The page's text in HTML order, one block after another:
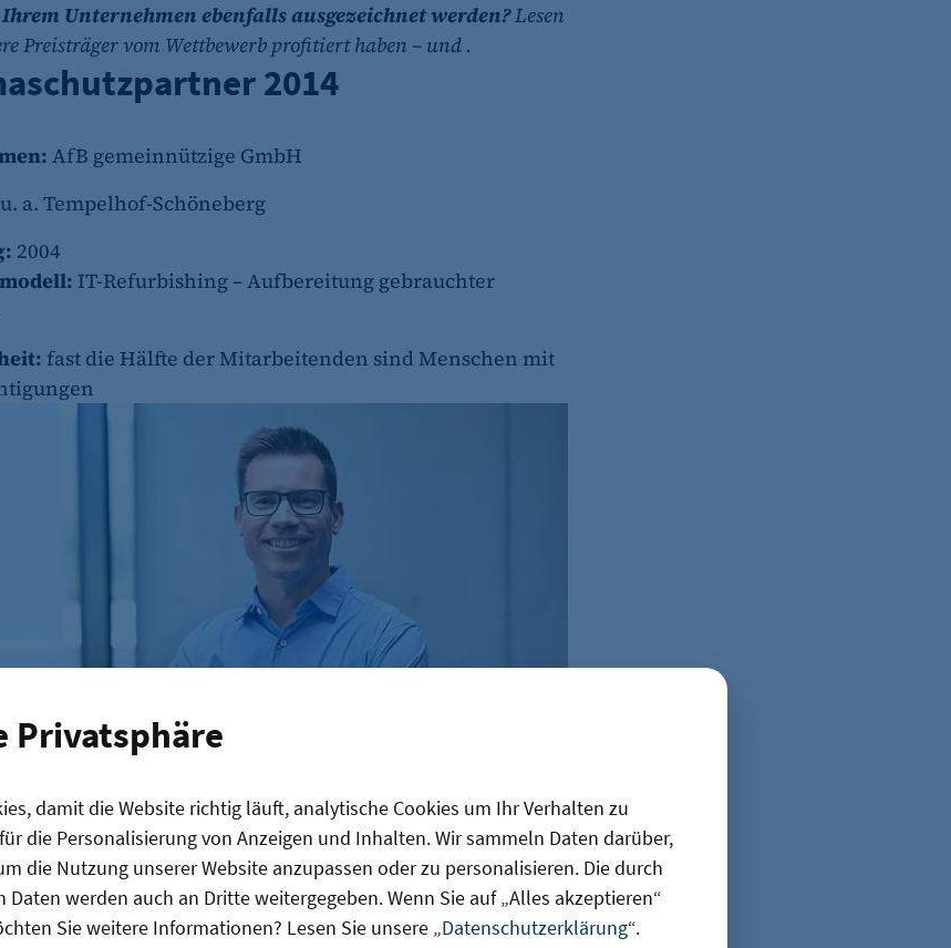
Privatsphäre
damit die Website richtig läuft, analytische Cookies um Ihr Verhalten zu
die Personalisierung von Anzeigen und Inhalten. Wir sammeln Daten darüber,
die Nutzung unserer Website anzupassen oder zu personalisieren. Die durch
werden auch an Dritte weitergegeben. Wenn Sie auf „Alles akzeptieren“
Sie weitere Informationen? Lesen Sie unsere „Datenschutzerklärung“.
Unternehmen ebenfalls ausgezeichnet werden?Lesen
Preisträger vom Wettbewerb profitiert haben – und .
2014
AfB gemeinnützige GmbH
u. a. Tempelhof-Schöneberg
2004
IT-Refurbishing – Aufbereitung gebrauchter
fast die Hälfte der Mitarbeitenden sind Menschen mit
Büchle (43)
Smartphone? Dagegen setztAfBein klares Zeichen: mit
Konzept, das nicht nur Klimaschutz, sondern auch
rückt. 2014 wurde das Unternehmen
Berlinausgezeichnet und wächst seitdem